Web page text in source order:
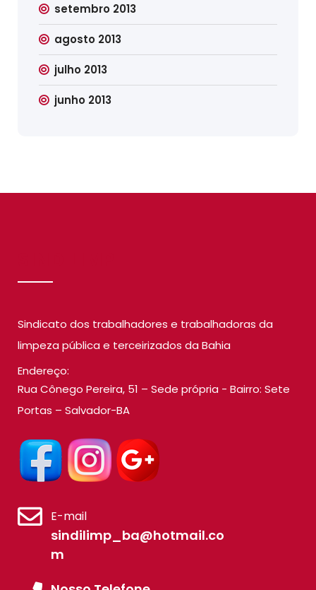
setembro 2013
agosto 2013
julho 2013
junho 2013
Sindicato dos trabalhadores e trabalhadoras da
limpeza pública e terceirizados da Bahia
Endereço:
Rua Cônego Pereira, 51 – Sede própria - Bairro: Sete
Portas – Salvador-BA
E-mail
sindilimp_ba@hotmail.co
m